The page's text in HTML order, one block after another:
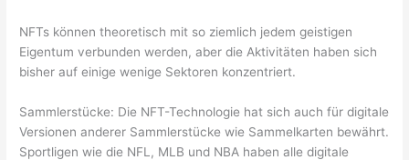
NFTs können theoretisch mit so ziemlich jedem geistigen
Eigentum verbunden werden, aber die Aktivitäten haben sich
bisher auf einige wenige Sektoren konzentriert.
Sammlerstücke: Die NFT-Technologie hat sich auch für digitale
Versionen anderer Sammlerstücke wie Sammelkarten bewährt.
Sportligen wie die NFL, MLB und NBA haben alle digitale